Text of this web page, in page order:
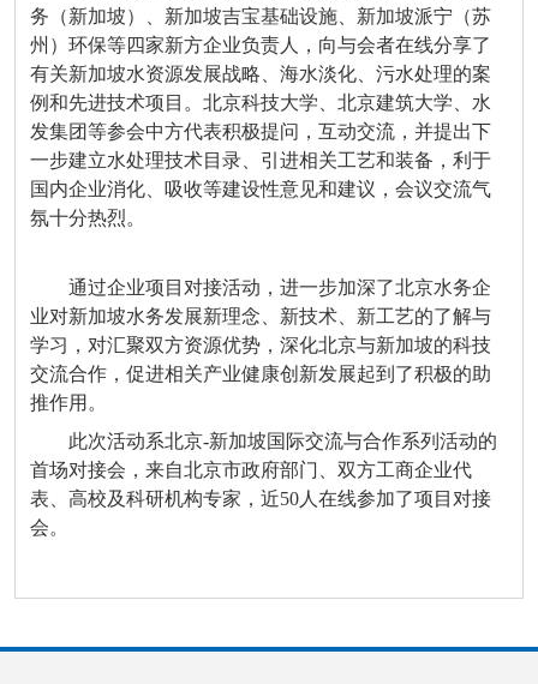
务（新加坡）、新加坡吉宝基础设施、新加坡派宁（苏
州）环保等四家新方企业负责人，向与会者在线分享了
有关新加坡水资源发展战略、海水淡化、污水处理的案
例和先进技术项目。北京科技大学、北京建筑大学、水
发集团等参会中方代表积极提问，互动交流，并提出下
一步建立水处理技术目录、引进相关工艺和装备，利于
国内企业消化、吸收等建设性意见和建议，会议交流气
氛十分热烈。
通过企业项目对接活动，进一步加深了北京水务企
业对新加坡水务发展新理念、新技术、新工艺的了解与
学习，对汇聚双方资源优势，深化北京与新加坡的科技
交流合作，促进相关产业健康创新发展起到了积极的助
推作用。
此次活动系北京-新加坡国际交流与合作系列活动的
首场对接会，来自北京市政府部门、双方工商企业代
表、高校及科研机构专家，近50人在线参加了项目对接
会。